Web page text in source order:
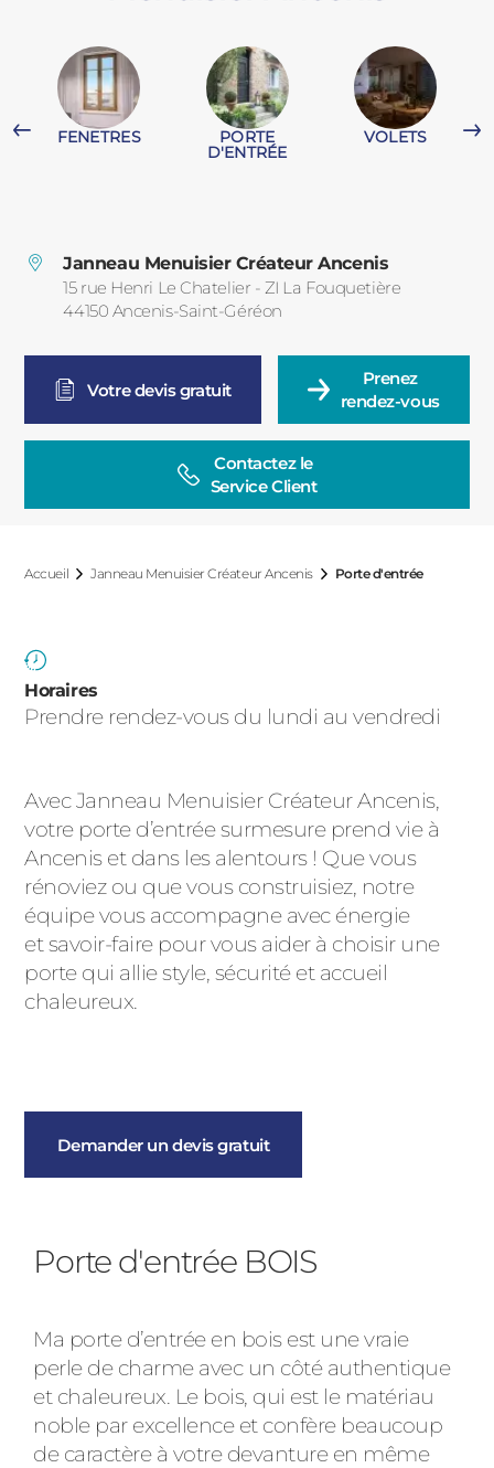
FENETRES PORTE
D'ENTRÉE
VOLETS
Janneau Menuisier Créateur Ancenis
15 rue Henri Le Chatelier - ZI La Fouquetière
44150 Ancenis-Saint-Géréon
Votre devis gratuit
Prenez
rendez-vous
Contactez le
Service Client
Accueil Janneau Menuisier Créateur Ancenis Porte d'entrée
Horaires
Prendre rendez-vous du lundi au vendredi
Avec Janneau Menuisier Créateur Ancenis,
votre porte d’entrée surmesure prend vie à
Ancenis et dans les alentours ! Que vous
rénoviez ou que vous construisiez, notre
équipe vous accompagne avec énergie
et savoir-faire pour vous aider à choisir une
porte qui allie style, sécurité et accueil
chaleureux.
Demander un devis gratuit
Porte d'entrée BOIS
Ma porte d’entrée en bois est une vraie
perle de charme avec un côté authentique
et chaleureux. Le bois, qui est le matériau
noble par excellence et confère beaucoup
de caractère à votre devanture en même
PVC
ACIER
CARPORTS
CLÔTURES